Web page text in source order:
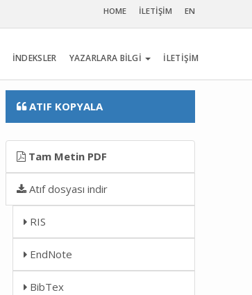
HOME İLETİŞİM EN
İNDEKSLER YAZARLARA BİLGİ İLETİŞİM
ATIF KOPYALA
Tam Metin PDF
Atıf dosyası indir
RIS
EndNote
BibTex